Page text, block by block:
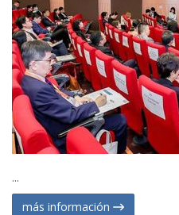
...
más información